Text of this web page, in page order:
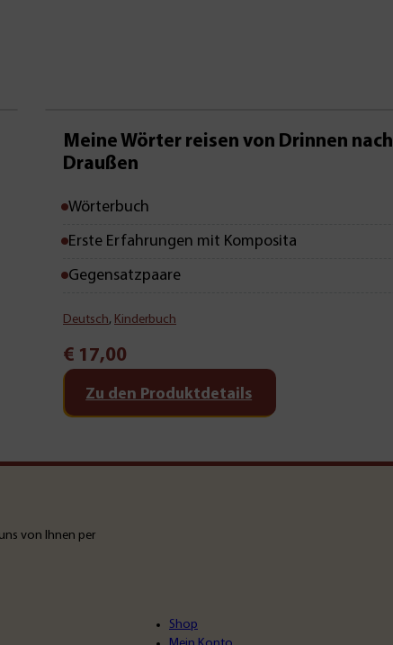
Mit Leseprobe!
Meine Wörter reisen von Drinnen nach
Draußen
Wörterbuch
Erste Erfahrungen mit Komposita
Gegensatzpaare
Deutsch, Kinderbuch
€ 17,00
Zu den Produktdetails
von Ihnen per
Shop